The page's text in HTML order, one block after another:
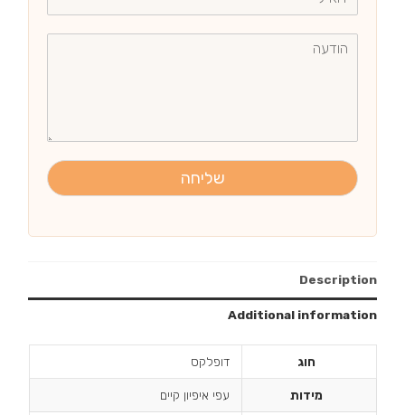
שליחה
Description
Additional information
חוג דופלקס
מידות עפי איפיון קיים